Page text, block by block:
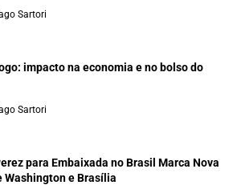
Sartori
impacto na economia e no bolso do
Sartori
para Embaixada no Brasil Marca Nova
Washington e Brasília